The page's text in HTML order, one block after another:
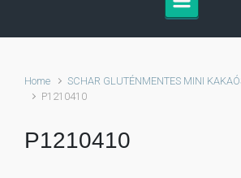
Home
SCHAR GLUTÉNMENTES MINI
P1210410
P1210410